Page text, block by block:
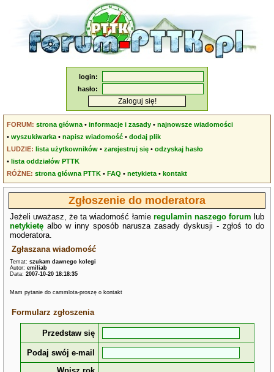
login:
hasło:
FORUM: strona główna •informacje i zasady •najnowsze wiadomości
•wyszukiwarka •napisz wiadomość •dodaj plik
LUDZIE: lista użytkowników •zarejestruj się •odzyskaj hasło
•lista oddziałów PTTK
RÓŻNE: strona główna PTTK •FAQ •netykieta •kontakt
Zgłoszenie do moderatora
Jeżeli uważasz, że ta wiadomość łamie regulamin naszego forum lub
netykietę albo w inny sposób narusza zasady dyskusji - zgłoś to do
moderatora.
Zgłaszana wiadomość
Temat:szukam dawnego kolegi
Autor:emiliab
Data:2007-10-20 18:18:35
Mam pytanie do cammlota-proszę o kontakt
Formularz zgłoszenia
Przedstaw się
Podaj swój e-mail